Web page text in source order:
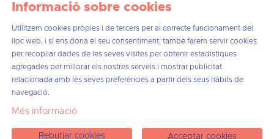
cultura@celra.cat
Sitemap
Informació sobre cookies
Utilitzem cookies pròpies i de tercers per al correcte funcionament del
lloc web, i si ens dona el seu consentiment, també farem servir cookies
per recopilar dades de les seves visites per obtenir estadístiques
agregades per millorar els nostres serveis i mostrar publicitat
relacionada amb les seves preferències a partir dels seus hàbits de
navegació.
Més informació
Acceptar cookies
Rebutjar cookies